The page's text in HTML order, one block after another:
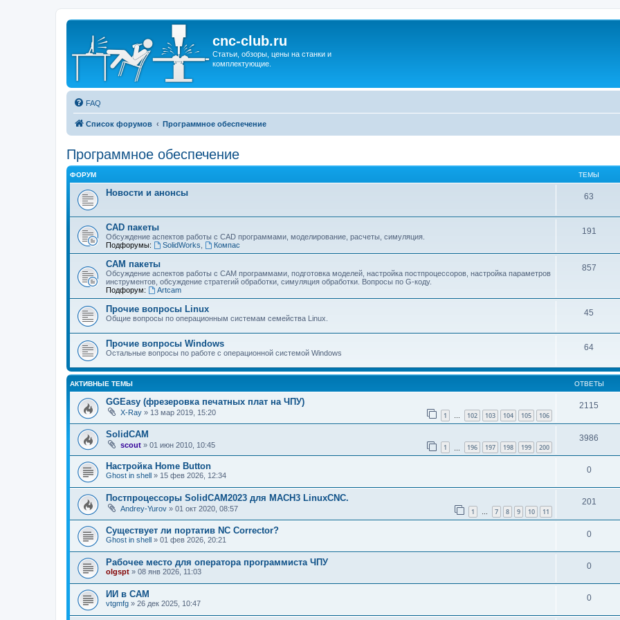
cnc-club.ru
Статьи, обзоры, цены на станки и
комплектующие.
FAQ
Список форумов Программное обеспечение
Программное обеспечение
ФОРУМ ТЕМЫ
Новости и анонсы 63
CAD пакеты
Обсуждение аспектов работы с CAD программами, моделирование, расчеты, симуляция.
Подфорумы:
SolidWorks Компас
191
CAM пакеты
Обсуждение аспектов работы с CAМ программами, подготовка моделей, настройка постпроцессоров, настройка параметров
инструментов, обсуждение стратегий обработки, симуляция обработки. Вопросы по G-коду.
Подфорум:
Artcam
857
Прочие вопросы Linux
Общие вопросы по операционным системам семейства Linux.
45
Прочие вопросы Windows
Остальные вопросы по работе с операционной системой Windows
64
АКТИВНЫЕ ТЕМЫ ОТВЕТЫ
GGEasy (фрезеровка печатных плат на ЧПУ)
X-Ray » 13 мар 2019, 15:20 1 … 102 103 104 105 106
2115
SolidCAM
scout » 01 июн 2010, 10:45 1 196 197 198 199 200
3986
Настройка Home Button
Ghost in shell » 15 фев 2026, 12:34
0
Постпроцессоры SolidCAM2023 для MACH3 LinuxCNC.
Andrey-Yurov » 01 окт 2020, 08:57 1 … 7 8 9 10 11
201
Существует ли портатив NC Corrector?
Ghost in shell » 01 фев 2026, 20:21
0
Рабочее место для оператора программиста ЧПУ
olgspt » 08 янв 2026, 11:03
0
ИИ в САМ
vtgmfg » 26 дек 2025, 10:47
0